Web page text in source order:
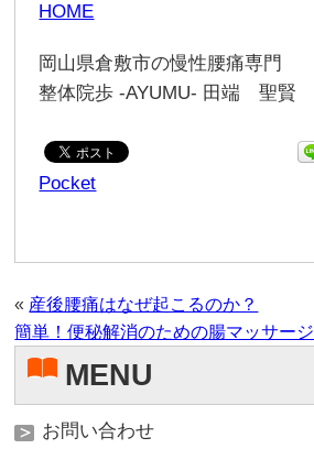
HOME
岡山県倉敷市の慢性腰痛専門
整体院歩 -AYUMU- 田端 聖賢
Pocket
« 産後腰痛はなぜ起こるのか？
簡単！便秘解消のための腸マッサージ
MENU
お問い合わせ